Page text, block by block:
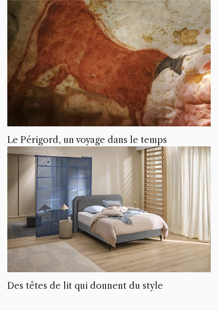
Le Périgord, un voyage dans le temps
Des têtes de lit qui donnent du style